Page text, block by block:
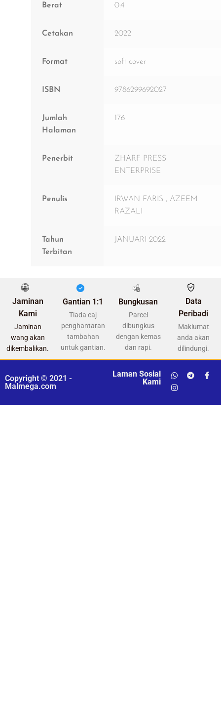
Berat 0.4
Cetakan 2022
Format soft cover
ISBN 9786299692027
Jumlah
Halaman
176
Penerbit
ZHARF PRESS
ENTERPRISE
Penulis
IRWAN FARIS , AZEEM
RAZALI
Tahun
Terbitan
JANUARI 2022
Jaminan
Kami
Jaminan
wang akan
dikembalikan.
Gantian 1:1
Tiada caj
penghantaran
tambahan
untuk gantian.
Bungkusan
Parcel
dibungkus
dengan kemas
dan rapi.
Data
Peribadi
Maklumat
anda akan
dilindungi.
Copyright © 2021 -
Malmega.com
Laman Sosial
Kami